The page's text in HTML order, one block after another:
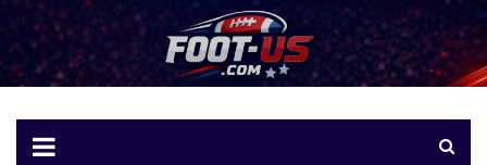
to
content
Foot-US
Le football américain en français